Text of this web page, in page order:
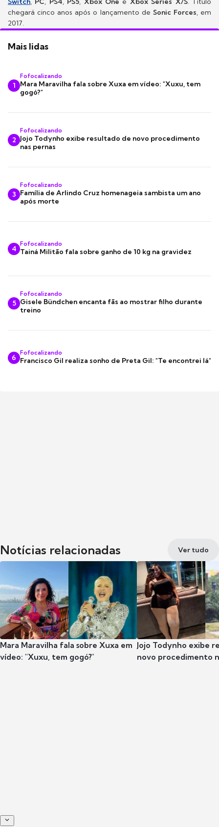
chegará cinco anos após o lançamento de Sonic Forces, em
2017.
Mais lidas
1
Fofocalizando
Mara Maravilha fala sobre Xuxa em vídeo: "Xuxu, tem
gogó?"
2
Fofocalizando
Jojo Todynho exibe resultado de novo procedimento
nas pernas
3
Fofocalizando
Família de Arlindo Cruz homenageia sambista um ano
após morte
4
Fofocalizando
Tainá Militão fala sobre ganho de 10 kg na gravidez
5
Fofocalizando
Gisele Bündchen encanta fãs ao mostrar filho durante
treino
6
Fofocalizando
Francisco Gil realiza sonho de Preta Gil: "Te encontrei lá"
Notícias relacionadas Ver tudo
Mara Maravilha fala sobre Xuxa em
vídeo: "Xuxu, tem gogó?"
Jojo Todynho exibe
novo procedimento